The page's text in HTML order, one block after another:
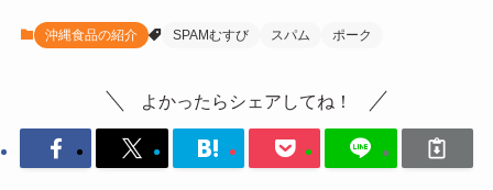
沖縄食品の紹介 SPAMむすび スパム ポーク
よかったらシェアしてね！